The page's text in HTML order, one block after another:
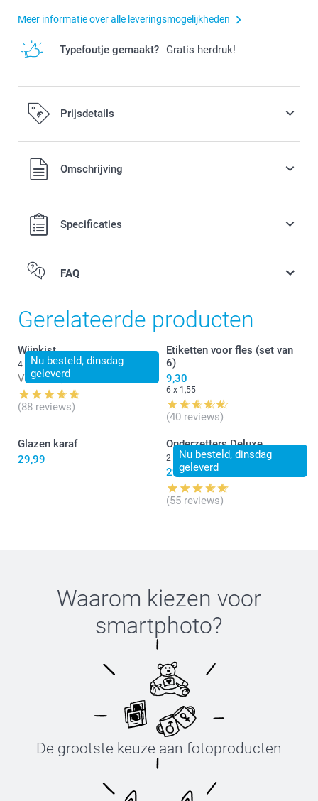
Meer informatie over alle leveringsmogelijkheden
Typefoutje gemaakt? Gratis herdruk!
Prijsdetails
Alle prijzen zijn in EURO (€) inclusief BTW en exclusief
verzendkosten.Omschrijving
Specificaties
FAQ
Gerelateerde producten
Nu besteld, dinsdag
geleverd
Wijnkist
4 varianten
Vanaf 13,99
(88 reviews)
Etiketten voor fles (set van
6)
9,30
6 x 1,55
(40 reviews)
Glazen karaf
29,99
Nu besteld, dinsdag
geleverd
Onderzetters Deluxe
2 varianten
29,99
(55 reviews)
Waarom kiezen voor
smartphoto?
De grootste keuze aan fotoproducten